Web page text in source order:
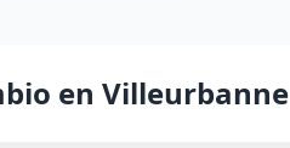
en Villeurbanne